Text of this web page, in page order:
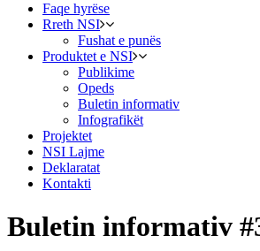
Faqe hyrëse
Rreth NSI
Fushat e punës
Produktet e NSI
Publikime
Opeds
Buletin informativ
Infografikët
Projektet
NSI Lajme
Deklaratat
Kontakti
Buletin informativ